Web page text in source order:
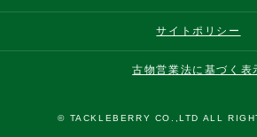
サイトポリシー
古物営業法に基づく表
© TACKLEBERRY CO.,LTD ALL